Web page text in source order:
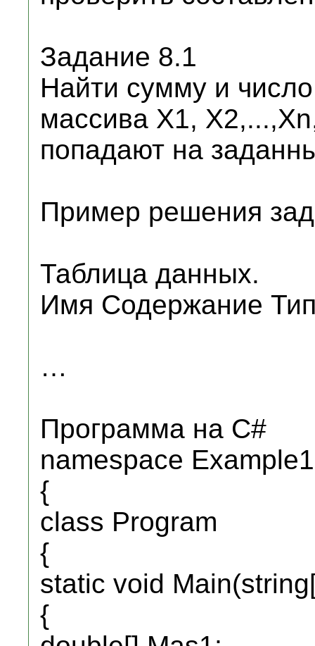
Задание 8.1
Найти сумму и
массива X1,
попадают на
Пример решения
Таблица данных.
Имя Содержание
…
Программа на C#
namespace Example1
{
class Program
{
static void
{